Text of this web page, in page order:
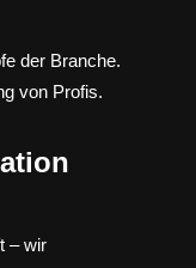
der Branche.
von Profis.
– wir